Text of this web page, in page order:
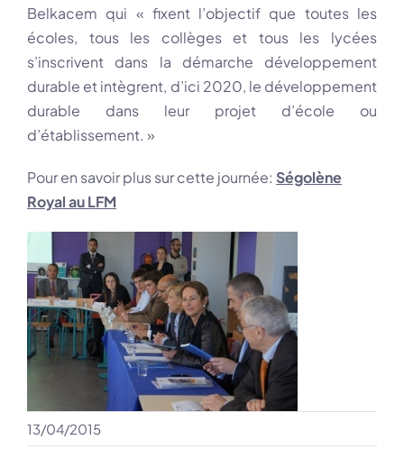
Belkacem qui « fixent l’objectif que toutes les
écoles, tous les collèges et tous les lycées
s’inscrivent dans la démarche développement
durable et intègrent, d’ici 2020, le développement
durable dans leur projet d’école ou
d’établissement. »
Pour en savoir plus sur cette journée: Ségolène
Royal au LFM
13/04/2015